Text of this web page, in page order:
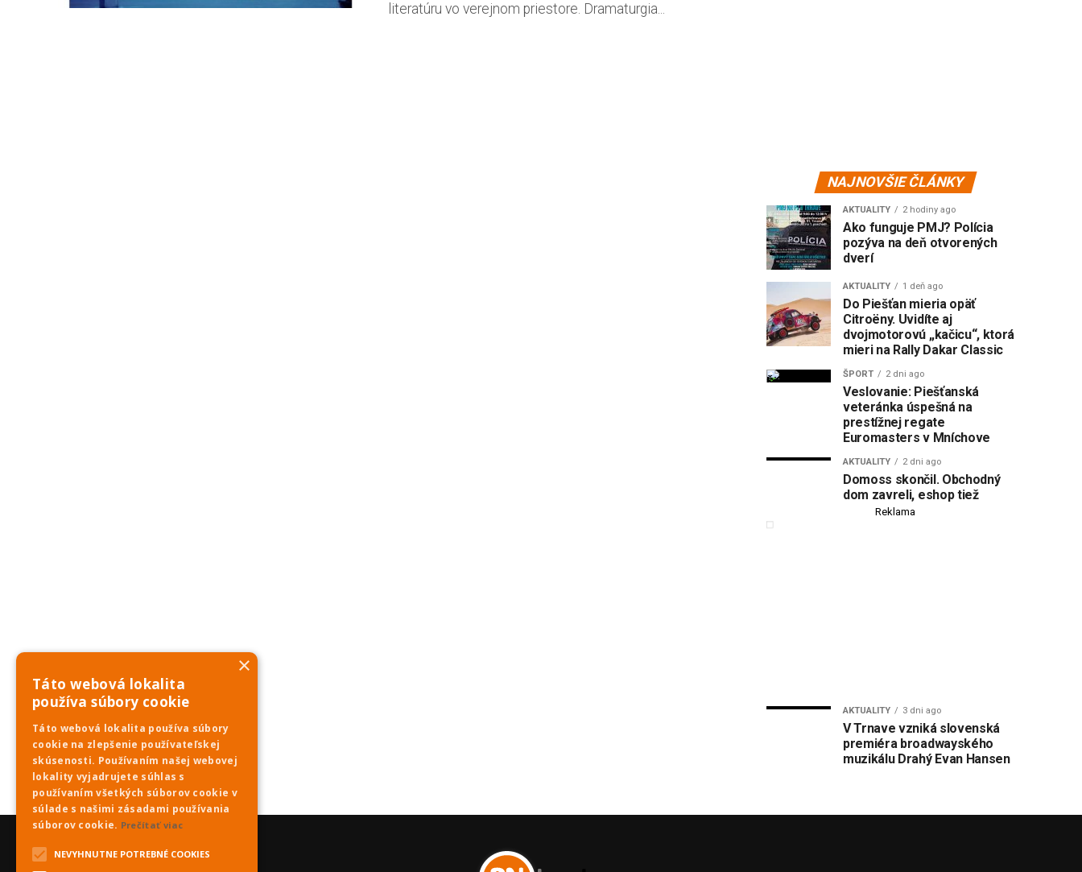
literatúru vo verejnom priestore. Dramaturgia...
NAJNOVŠIE ČLÁNKY
AKTUALITY 2 hodiny ago
Ako funguje PMJ? Polícia
pozýva na deň otvorených
dverí
AKTUALITY 1 deň ago
Do Piešťan mieria opäť
Citroëny. Uvidíte aj
dvojmotorovú „kačicu“, ktorá
mieri na Rally Dakar Classic
ŠPORT 2 dni ago
Veslovanie: Piešťanská
veteránka úspešná na
prestížnej regate
Euromasters v Mníchove
AKTUALITY 2 dni ago
Domoss skončil. Obchodný
dom zavreli, eshop tiež
Reklama
AKTUALITY 3 dni ago
V Trnave vzniká slovenská
premiéra broadwayského
muzikálu Drahý Evan Hansen
×
Táto webová lokalita
používa súbory cookie
Táto webová lokalita používa súbory
cookie na zlepšenie používateľskej
skúsenosti. Používaním našej webovej
lokality vyjadrujete súhlas s
používaním všetkých súborov cookie v
súlade s našimi zásadami používania
súborov cookie. Prečítať viac
NEVYHNUTNE POTREBNÉ COOKIES